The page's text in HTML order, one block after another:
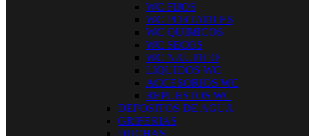
WC FIJOS
WC PORTATILES
WC QUIMICOS
WC SECOS
WC NAUTICO
LIQUIDOS WC
ACCESORIOS WC
REPUESTOS WC
DEPOSITOS DE AGUA
GRIFERIAS
DUCHAS